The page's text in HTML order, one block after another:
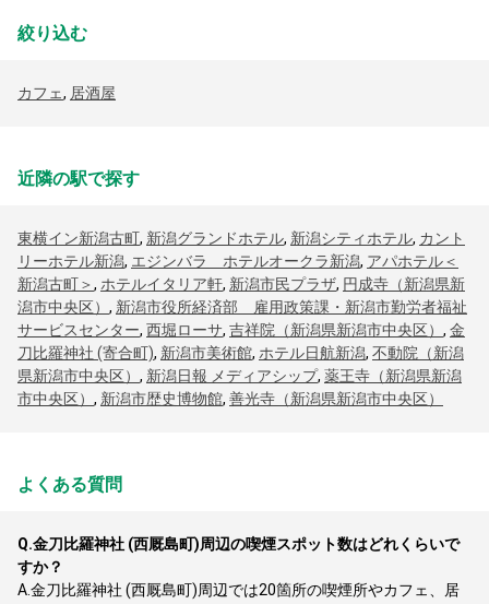
絞り込む
カフェ, 居酒屋
近隣の駅で探す
東横イン新潟古町, 新潟グランドホテル, 新潟シティホテル, カント
リーホテル新潟, エジンバラ ホテルオークラ新潟, アパホテル＜
新潟古町＞, ホテルイタリア軒, 新潟市民プラザ, 円成寺（新潟県新
潟市中央区） , 新潟市役所経済部 雇用政策課・新潟市勤労者福祉
サービスセンター, 西堀ローサ, 吉祥院（新潟県新潟市中央区） , 金
刀比羅神社 (寄合町), 新潟市美術館, ホテル日航新潟, 不動院（新潟
県新潟市中央区） , 新潟日報 メディアシップ, 薬王寺（新潟県新潟
市中央区） , 新潟市歴史博物館, 善光寺（新潟県新潟市中央区）
よくある質問
Q.金刀比羅神社 (西厩島町)周辺の喫煙スポット数はどれくらいで
すか？
A.金刀比羅神社 (西厩島町)周辺では20箇所の喫煙所やカフェ、居